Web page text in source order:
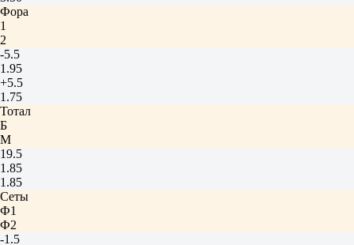
Фора
1
2
-5.5
1.95
+5.5
1.75
Тотал
Б
М
19.5
1.85
1.85
Сеты
Ф1
Ф2
-1.5